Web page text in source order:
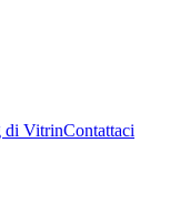
di VitrinContattaci